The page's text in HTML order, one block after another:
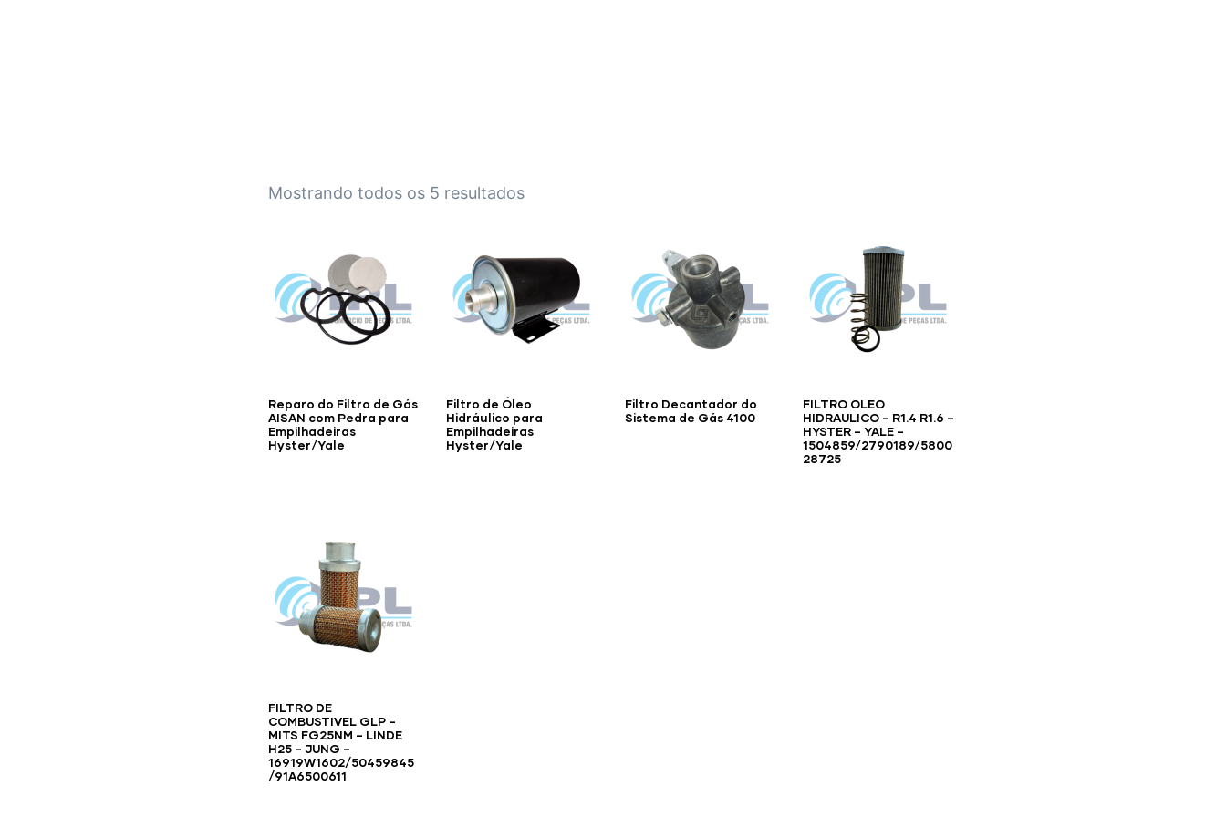
Mostrando todos os 5 resultados
Reparo do Filtro de Gás
AISAN com Pedra para
Empilhadeiras
Hyster/Yale
Filtro de Óleo
Hidráulico para
Empilhadeiras
Hyster/Yale
Filtro Decantador do
Sistema de Gás 4100
FILTRO OLEO
HIDRAULICO – R1.4 R1.6 –
HYSTER – YALE –
1504859/2790189/5800
28725
FILTRO DE
COMBUSTIVEL GLP –
MITS FG25NM – LINDE
H25 – JUNG –
16919W1602/50459845
/91A6500611